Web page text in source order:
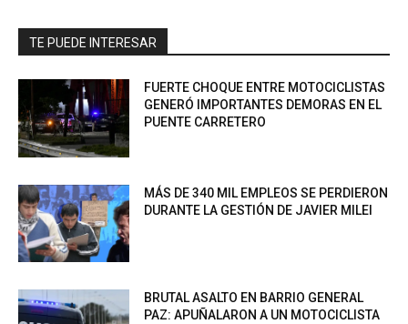
TE PUEDE INTERESAR
FUERTE CHOQUE ENTRE MOTOCICLISTAS
GENERÓ IMPORTANTES DEMORAS EN EL
PUENTE CARRETERO
MÁS DE 340 MIL EMPLEOS SE PERDIERON
DURANTE LA GESTIÓN DE JAVIER MILEI
BRUTAL ASALTO EN BARRIO GENERAL
PAZ: APUÑALARON A UN MOTOCICLISTA